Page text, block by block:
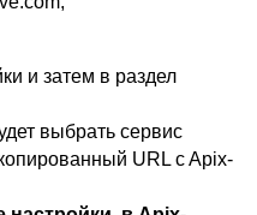
и затем в раздел
выбрать сервис
URL c Apix-